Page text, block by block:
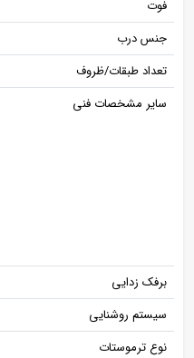
فوت
جنس درب
تعداد طبقات/ظروف
سایر مشخصات فنی
برفک زدایی
سیستم روشنایی
نوع ترموستات